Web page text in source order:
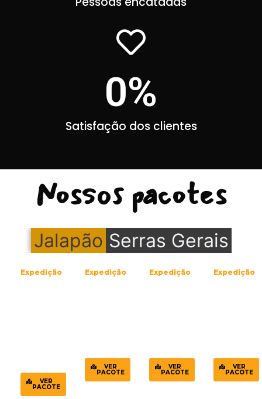
Satisfação dos clientes
0%
Nossos pacotes
Jalapão Serras Gerais
Expedição
VER
PACOTE
Expedição
VER
PACOTE
Expedição
VER
PACOTE
Expedição
VER
PACOTE